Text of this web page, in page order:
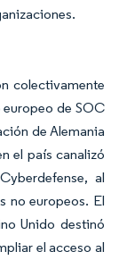
colectivamente
de SOC
de Alemania
el país canalizó
al
no europeos. El
Unido destinó
el acceso al